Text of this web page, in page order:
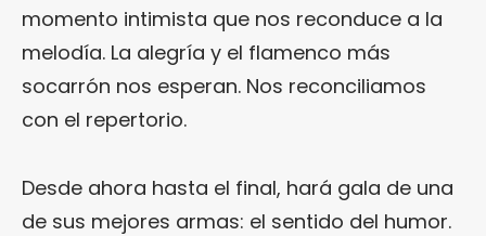
momento intimista que nos reconduce a la
melodía. La alegría y el flamenco más
socarrón nos esperan. Nos reconciliamos
con el repertorio.
Desde ahora hasta el final, hará gala de una
de sus mejores armas: el sentido del humor.